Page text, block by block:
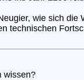
wie sich die
technischen
wissen?